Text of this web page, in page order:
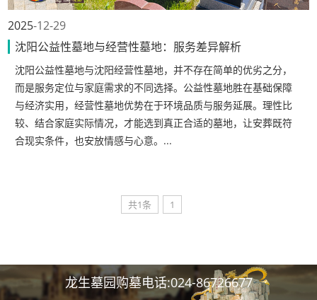
12-29
2025
沈阳公益性墓地与经营性墓地：服务差异解析
沈阳公益性墓地与沈阳经营性墓地，并不存在简单的优劣之分，
而是服务定位与家庭需求的不同选择。公益性墓地胜在基础保障
与经济实用，经营性墓地优势在于环境品质与服务延展。理性比
较、结合家庭实际情况，才能选到真正合适的墓地，让安葬既符
合现实条件，也安放情感与心意。...
共1条 1
龙生墓园购墓电话:024-86726677